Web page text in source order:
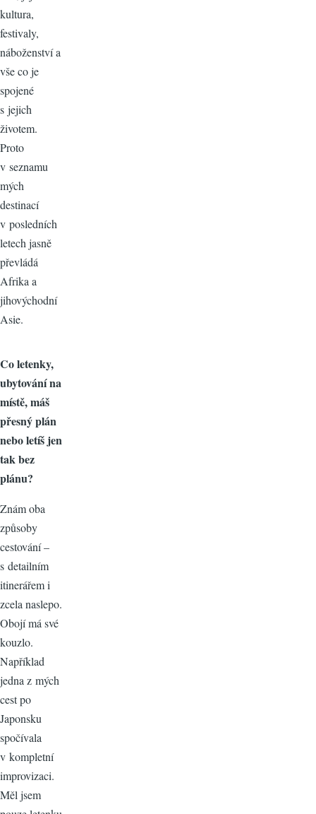
kultura,
festivaly,
náboženství a
vše co je
spojené
s jejich
životem.
Proto
v seznamu
mých
destinací
v posledních
letech jasně
převládá
Afrika a
jihovýchodní
Asie.
Co letenky,
ubytování na
místě, máš
přesný plán
nebo letíš jen
tak bez
plánu?
Znám oba
způsoby
cestování –
s detailním
itinerářem i
zcela naslepo.
Obojí má své
kouzlo.
Například
jedna z mých
cest po
Japonsku
spočívala
v kompletní
improvizaci.
Měl jsem